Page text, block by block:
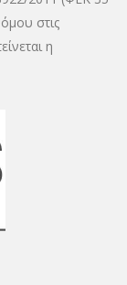
στις
η